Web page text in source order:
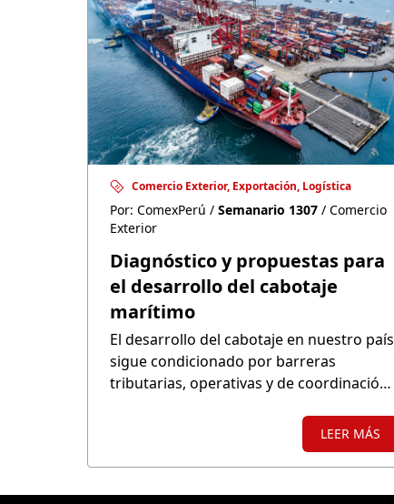
Comercio Exterior, Exportación, Logística
Por: ComexPerú / Semanario 1307 / Comercio
Exterior
Diagnóstico y propuestas para
el desarrollo del cabotaje
marítimo
El desarrollo del cabotaje en nuestro país
sigue condicionado por barreras
tributarias, operativas y de coordinación
LEER MÁS